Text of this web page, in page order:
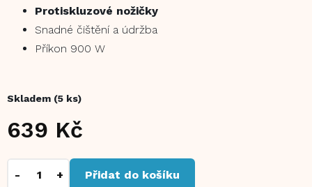
639 Kč
Skladem (5 ks)
Přidat do košíku
Protiskluzové nožičky
Snadné čištění a údržba
Příkon 900 W